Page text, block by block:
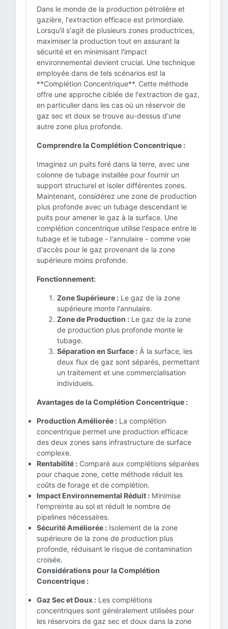
Dans le monde de la production pétrolière et
gazière, l'extraction efficace est primordiale.
Lorsqu'il s'agit de plusieurs zones productrices,
maximiser la production tout en assurant la
sécurité et en minimisant l'impact
environnemental devient crucial. Une technique
employée dans de tels scénarios est la
**Complétion Concentrique**. Cette méthode
offre une approche ciblée de l'extraction de gaz,
en particulier dans les cas où un réservoir de
gaz sec et doux se trouve au-dessus d'une
autre zone plus profonde.
Comprendre la Complétion Concentrique :
Imaginez un puits foré dans la terre, avec une
colonne de tubage installée pour fournir un
support structurel et isoler différentes zones.
Maintenant, considérez une zone de production
plus profonde avec un tubage descendant le
puits pour amener le gaz à la surface. Une
complétion concentrique utilise l'espace entre le
tubage et le tubage - l'annulaire - comme voie
d'accès pour le gaz provenant de la zone
supérieure moins profonde.
Fonctionnement:
Zone Supérieure : Le gaz de la zone
supérieure monte l'annulaire.
Zone de Production : Le gaz de la zone
de production plus profonde monte le
tubage.
Séparation en Surface : À la surface, les
deux flux de gaz sont séparés, permettant
un traitement et une commercialisation
individuels.
Avantages de la Complétion Concentrique :
Production Améliorée : La complétion
concentrique permet une production efficace
des deux zones sans infrastructure de surface
complexe.
Rentabilité : Comparé aux complétions séparées
pour chaque zone, cette méthode réduit les
coûts de forage et de complétion.
Impact Environnemental Réduit : Minimise
l'empreinte au sol et réduit le nombre de
pipelines nécessaires.
Sécurité Améliorée : Isolement de la zone
supérieure de la zone de production plus
profonde, réduisant le risque de contamination
croisée.
Considérations pour la Complétion
Concentrique :
Gaz Sec et Doux : Les complétions
concentriques sont généralement utilisées pour
les réservoirs de gaz sec et doux dans la zone